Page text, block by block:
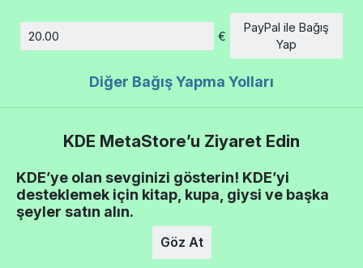
€
PayPal ile Bağış
Yap
Diğer Bağış Yapma Yolları
KDE MetaStore’u Ziyaret Edin
KDE’ye olan sevginizi gösterin! KDE’yi
desteklemek için kitap, kupa, giysi ve başka
şeyler satın alın.
Göz At